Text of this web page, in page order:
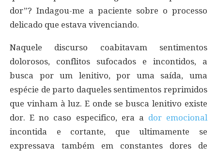
dor”? Indagou-me a paciente sobre o processo
delicado que estava vivenciando.
Naquele discurso coabitavam sentimentos
dolorosos, conflitos sufocados e incontidos, a
busca por um lenitivo, por uma saída, uma
espécie de parto daqueles sentimentos reprimidos
que vinham à luz. E onde se busca lenitivo existe
dor. E no caso especifico, era a dor emocional
incontida e cortante, que ultimamente se
expressava também em constantes dores de